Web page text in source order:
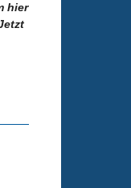
hier